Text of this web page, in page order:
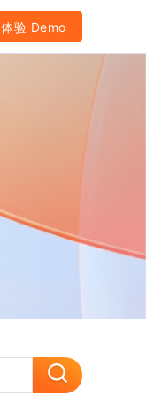
体验 Demo